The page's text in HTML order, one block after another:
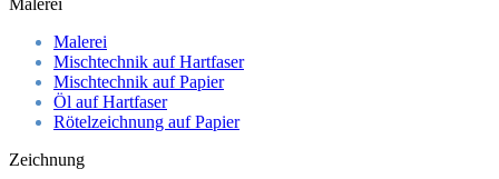
Malerei
Malerei
Mischtechnik auf Hartfaser
Mischtechnik auf Papier
Öl auf Hartfaser
Rötelzeichnung auf Papier
Zeichnung